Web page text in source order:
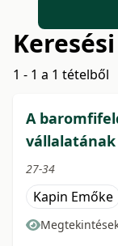
1 - 1 a 1 tételből
A
vállalatának
27-34
Kapin Emőke